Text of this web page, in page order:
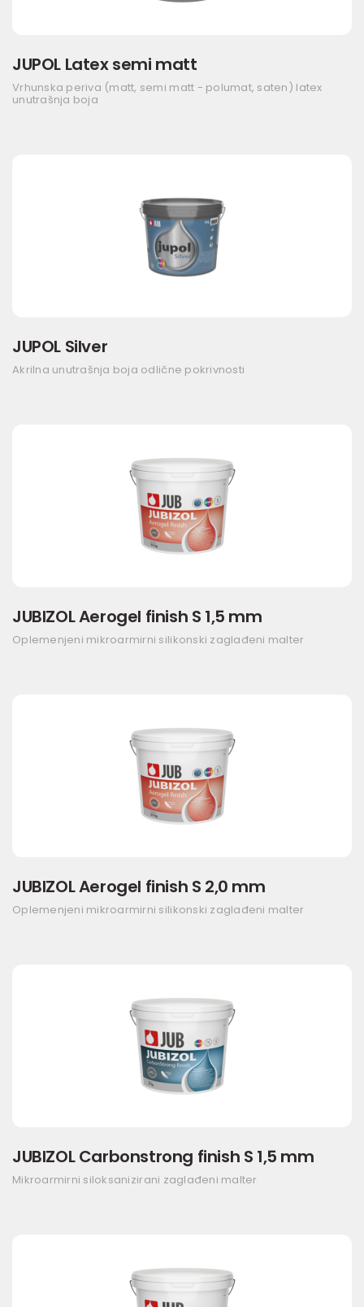
JUPOL Latex semi matt
Vrhunska periva (matt, semi matt - polumat, saten) latex
unutrašnja boja
JUPOL Silver
Akrilna unutrašnja boja odlične pokrivnosti
JUBIZOL Aerogel finish S 1,5 mm
Oplemenjeni mikroarmirni silikonski zaglađeni malter
JUBIZOL Aerogel finish S 2,0 mm
Oplemenjeni mikroarmirni silikonski zaglađeni malter
JUBIZOL Carbonstrong finish S 1,5 mm
Mikroarmirni siloksanizirani zaglađeni malter